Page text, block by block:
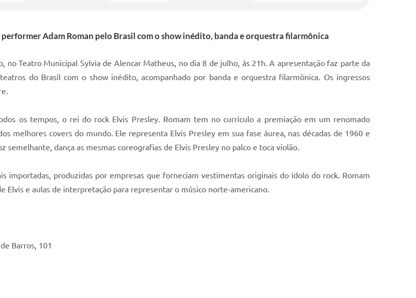
Adam Roman pelo Brasil com o show inédito, banda e orquestra filarmônica
no Teatro Municipal Sylvia de Alencar Matheus, no dia 8 de julho, às 21h. A apresentação faz parte da
do Brasil com o show inédito, acompanhado por banda e orquestra filarmônica. Os ingressos
os tempos, o rei do rock Elvis Presley. Romam tem no currículo a premiação em um renomado
melhores covers do mundo. Ele representa Elvis Presley em sua fase áurea, nas décadas de 1960 e
dança as mesmas coreografias de Elvis Presley no palco e toca violão.
importadas, produzidas por empresas que forneciam vestimentas originais do ídolo do rock. Romam
Elvis e aulas de interpretação para representar o músico norte-americano.
Barros, 101